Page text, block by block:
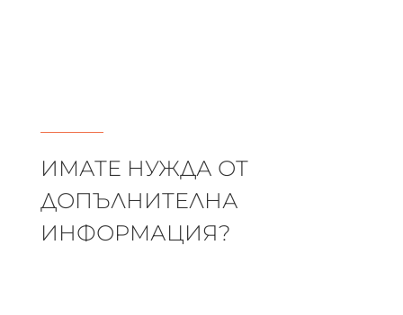
ИМАТЕ НУЖДА ОТ
ДОПЪЛНИТЕЛНА
ИНФОРМАЦИЯ?